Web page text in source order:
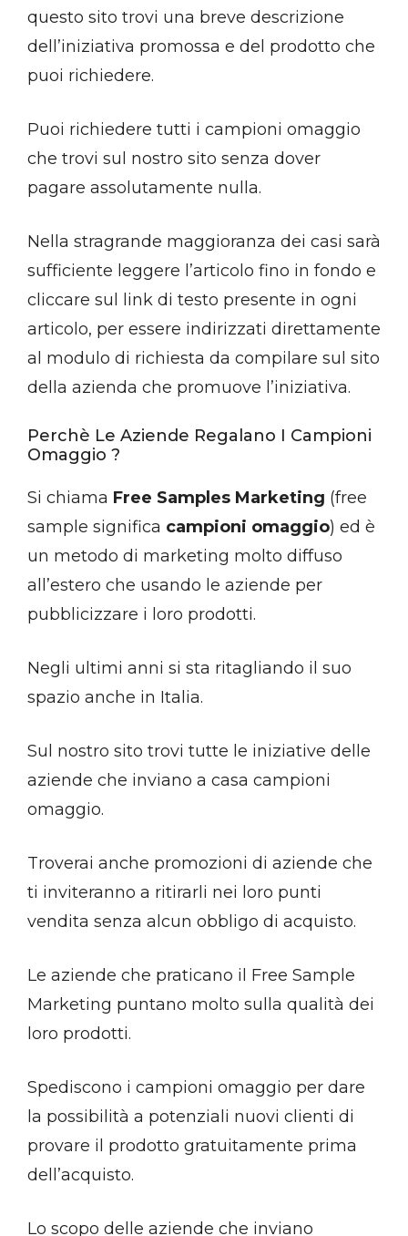
questo sito trovi una breve descrizione
dell’iniziativa promossa e del prodotto che
puoi richiedere.
Puoi richiedere tutti i campioni omaggio
che trovi sul nostro sito senza dover
pagare assolutamente nulla.
Nella stragrande maggioranza dei casi sarà
sufficiente leggere l’articolo fino in fondo e
cliccare sul link di testo presente in ogni
articolo, per essere indirizzati direttamente
al modulo di richiesta da compilare sul sito
della azienda che promuove l’iniziativa.
Perchè Le Aziende Regalano I Campioni
Omaggio ?
Si chiama Free Samples Marketing (free
sample significa campioni omaggio) ed è
un metodo di marketing molto diffuso
all’estero che usando le aziende per
pubblicizzare i loro prodotti.
Negli ultimi anni si sta ritagliando il suo
spazio anche in Italia.
Sul nostro sito trovi tutte le iniziative delle
aziende che inviano a casa campioni
omaggio.
Troverai anche promozioni di aziende che
ti inviteranno a ritirarli nei loro punti
vendita senza alcun obbligo di acquisto.
Le aziende che praticano il Free Sample
Marketing puntano molto sulla qualità dei
loro prodotti.
Spediscono i campioni omaggio per dare
la possibilità a potenziali nuovi clienti di
provare il prodotto gratuitamente prima
dell’acquisto.
Lo scopo delle aziende che inviano